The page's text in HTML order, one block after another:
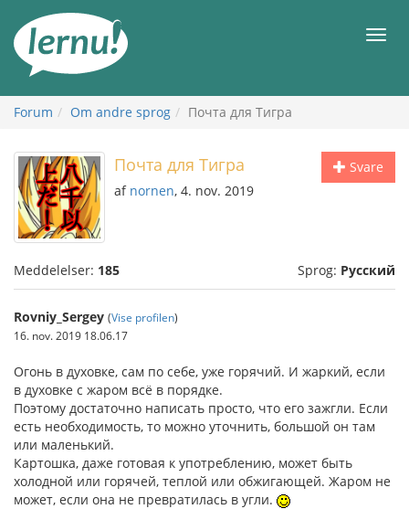
indholdet
Forum Om andre sprog Почта для Тигра
Svare
Почта для Тигра
af nornen, 4. nov. 2019
Meddelelser: 185 Sprog: Русский
Rovniy_Sergey (Vise profilen)
16. nov. 2019 18.06.17
Огонь в духовке, сам по себе, уже горячий. И жаркий, если
в духовке с жаром всё в порядке.
Поэтому достаточно написать просто, что его зажгли. Если
есть необходимость, то можно уточнить, большой он там
или маленький.
Картошка, даже готовая к употреблению, может быть
холодной или горячей, теплой или обжигающей. Жаром не
может, если она не превратилась в угли.